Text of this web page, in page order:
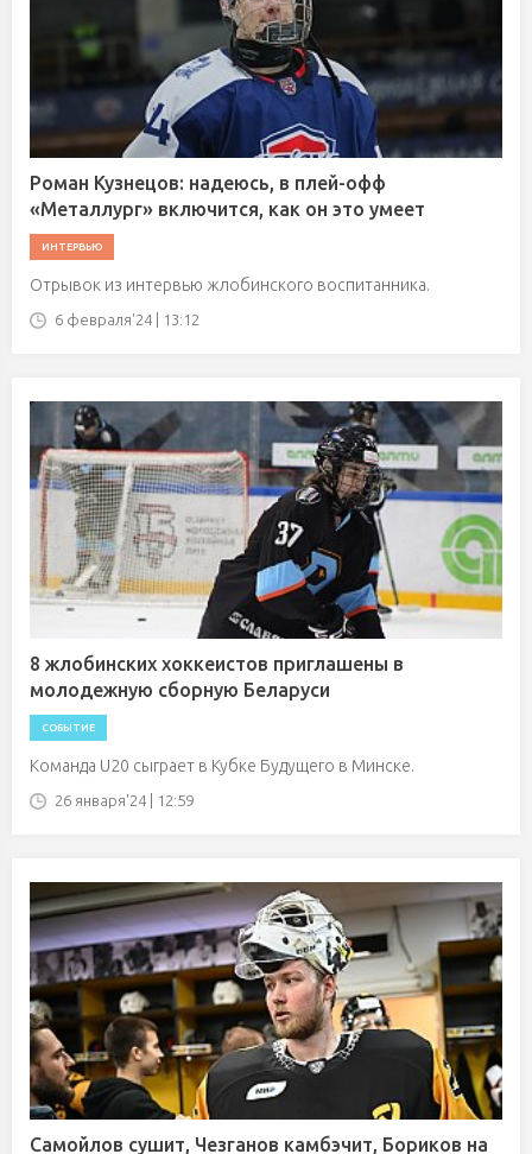
Роман Кузнецов: надеюсь, в плей-офф
«Металлург» включится, как он это умеет
ИНТЕРВЬЮ
Отрывок из интервью жлобинского воспитанника.
6 февраля'24 | 13:12
8 жлобинских хоккеистов приглашены в
молодежную сборную Беларуси
СОБЫТИЕ
Команда U20 сыграет в Кубке Будущего в Минске.
26 января'24 | 12:59
Самойлов сушит, Чезганов камбэчит, Бориков на